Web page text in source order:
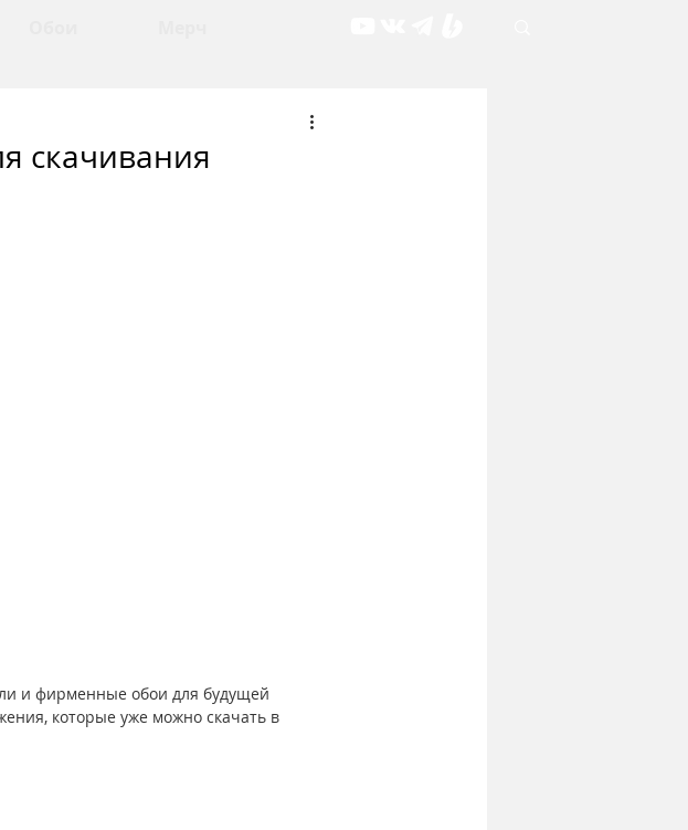
скачивания
и фирменные обои для будущей
которые уже можно скачать в